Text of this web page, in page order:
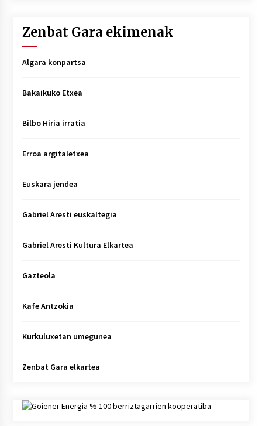
Zenbat Gara ekimenak
Algara konpartsa
Bakaikuko Etxea
Bilbo Hiria irratia
Erroa argitaletxea
Euskara jendea
Gabriel Aresti euskaltegia
Gabriel Aresti Kultura Elkartea
Gazteola
Kafe Antzokia
Kurkuluxetan umegunea
Zenbat Gara elkartea